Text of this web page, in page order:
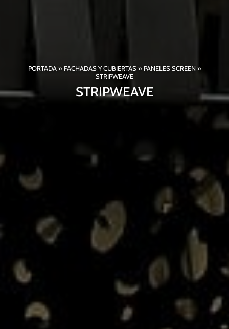
PORTADA» FACHADAS Y CUBIERTAS» PANELES SCREEN»
STRIPWEAVE
STRIPWEAVE